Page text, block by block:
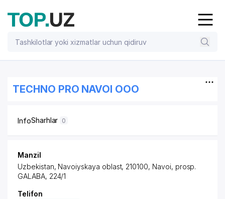
TECHNO PRO NAVOI OOO
InfoSharhlar 0
Manzil
Uzbekistan, Navoiyskaya oblast, 210100, Navoi, prosp.
GALABA, 224/1
Telifon